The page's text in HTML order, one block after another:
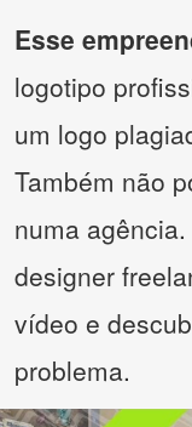
Esse
logotipo
um logo
Também não
numa
designer
vídeo e
problema.